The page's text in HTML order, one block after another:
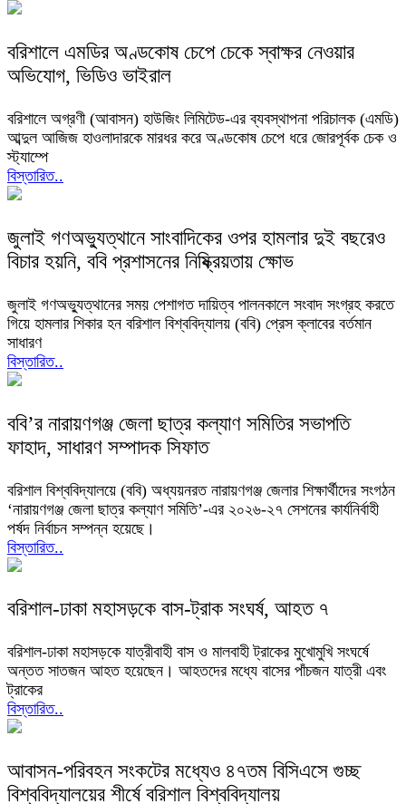
বরিশালে এমডির অণ্ডকোষ চেপে চেকে স্বাক্ষর নেওয়ার
অভিযোগ, ভিডিও ভাইরাল
বরিশালে অগ্রণী (আবাসন) হাউজিং লিমিটেড-এর ব্যবস্থাপনা পরিচালক (এমডি)
আব্দুল আজিজ হাওলাদারকে মারধর করে অণ্ডকোষ চেপে ধরে জোরপূর্বক চেক ও
স্ট্যাম্পে
বিস্তারিত..
জুলাই গণঅভ্যুত্থানে সাংবাদিকের ওপর হামলার দুই বছরেও
বিচার হয়নি, ববি প্রশাসনের নিষ্ক্রিয়তায় ক্ষোভ
জুলাই গণঅভ্যুত্থানের সময় পেশাগত দায়িত্ব পালনকালে সংবাদ সংগ্রহ করতে
গিয়ে হামলার শিকার হন বরিশাল বিশ্ববিদ্যালয় (ববি) প্রেস ক্লাবের বর্তমান
সাধারণ
বিস্তারিত..
ববি’র নারায়ণগঞ্জ জেলা ছাত্র কল্যাণ সমিতির সভাপতি
ফাহাদ, সাধারণ সম্পাদক সিফাত
বরিশাল বিশ্ববিদ্যালয়ে (ববি) অধ্যয়নরত নারায়ণগঞ্জ জেলার শিক্ষার্থীদের সংগঠন
‘নারায়ণগঞ্জ জেলা ছাত্র কল্যাণ সমিতি’-এর ২০২৬-২৭ সেশনের কার্যনির্বাহী
পর্ষদ নির্বাচন সম্পন্ন হয়েছে।
বিস্তারিত..
বরিশাল-ঢাকা মহাসড়কে বাস-ট্রাক সংঘর্ষ, আহত ৭
বরিশাল-ঢাকা মহাসড়কে যাত্রীবাহী বাস ও মালবাহী ট্রাকের মুখোমুখি সংঘর্ষে
অন্তত সাতজন আহত হয়েছেন। আহতদের মধ্যে বাসের পাঁচজন যাত্রী এবং
ট্রাকের
বিস্তারিত..
আবাসন-পরিবহন সংকটের মধ্যেও ৪৭তম বিসিএসে গুচ্ছ
বিশ্ববিদ্যালয়ের শীর্ষে বরিশাল বিশ্ববিদ্যালয়